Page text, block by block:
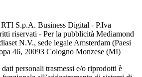
RTI S.p.A. Business Digital - P.Iva
riservati - Per la pubblicità Mediamond
N.V., sede legale Amsterdam (Paesi
46, 20093 Cologno Monzese (MI)
personali trasmessi e/o riprodotti è